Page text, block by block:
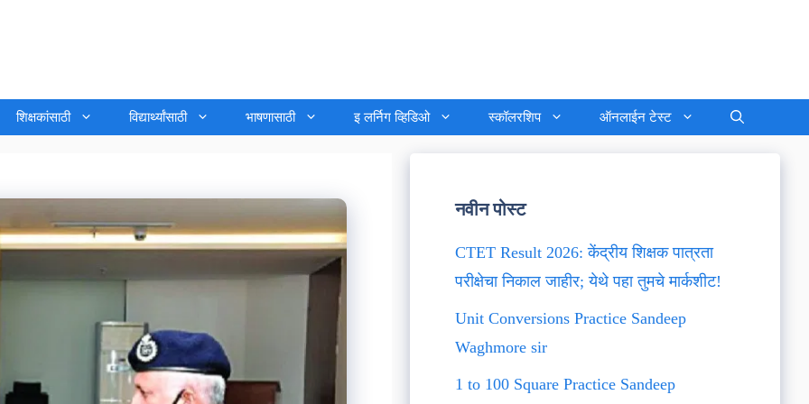
शिक्षकांसाठी विद्यार्थ्यांसाठी भाषणासाठी इ लर्निग व्हिडिओ स्कॉलरशिप ऑनलाईन टेस्ट
नवीन पोस्ट
CTET Result 2026: केंद्रीय शिक्षक पात्रता
परीक्षेचा निकाल जाहीर; येथे पहा तुमचे मार्कशीट!
Unit Conversions Practice Sandeep
Waghmore sir
1 to 100 Square Practice Sandeep